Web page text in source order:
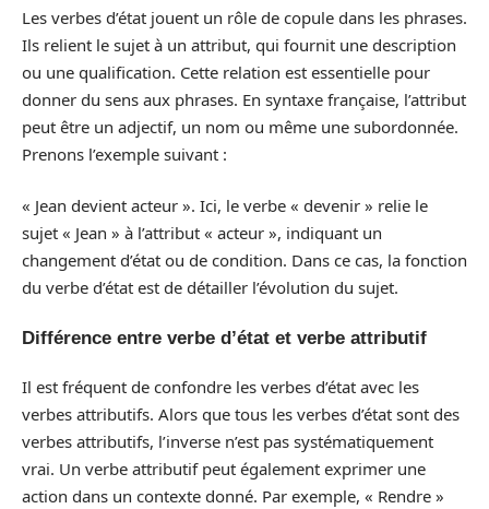
Les verbes d’état jouent un rôle de copule dans les phrases.
Ils relient le sujet à un attribut, qui fournit une description
ou une qualification. Cette relation est essentielle pour
donner du sens aux phrases. En syntaxe française, l’attribut
peut être un adjectif, un nom ou même une subordonnée.
Prenons l’exemple suivant :
« Jean devient acteur ». Ici, le verbe « devenir » relie le
sujet « Jean » à l’attribut « acteur », indiquant un
changement d’état ou de condition. Dans ce cas, la fonction
du verbe d’état est de détailler l’évolution du sujet.
Différence entre verbe d’état et verbe attributif
Il est fréquent de confondre les verbes d’état avec les
verbes attributifs. Alors que tous les verbes d’état sont des
verbes attributifs, l’inverse n’est pas systématiquement
vrai. Un verbe attributif peut également exprimer une
action dans un contexte donné. Par exemple, « Rendre »